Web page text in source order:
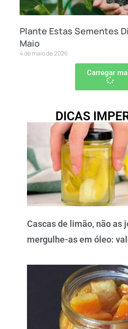
Plante Estas Sementes
Maio
4 de maio de 2026
Carregar
DICAS
Cascas de limão, não as
mergulhe-as em óleo: